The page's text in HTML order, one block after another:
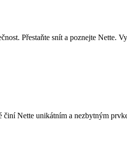
Přestaňte snít a poznejte Nette.
Nette unikátním a nezbytným